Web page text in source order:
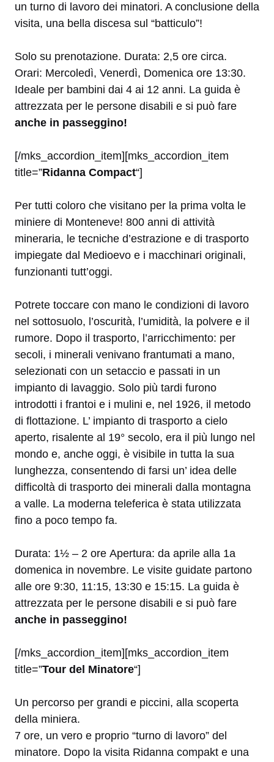
un turno di lavoro dei minatori. A conclusione della
visita, una bella discesa sul “batticulo”!
Solo su prenotazione. Durata: 2,5 ore circa.
Orari: Mercoledì, Venerdì, Domenica ore 13:30.
Ideale per bambini dai 4 ai 12 anni. La guida è
attrezzata per le persone disabili e si può fare
anche in passeggino!
[/mks_accordion_item][mks_accordion_item
title=”Ridanna Compact“]
Per tutti coloro che visitano per la prima volta le
miniere di Monteneve! 800 anni di attività
mineraria, le tecniche d’estrazione e di trasporto
impiegate dal Medioevo e i macchinari originali,
funzionanti tutt’oggi.
Potrete toccare con mano le condizioni di lavoro
nel sottosuolo, l’oscurità, l’umidità, la polvere e il
rumore. Dopo il trasporto, l’arricchimento: per
secoli, i minerali venivano frantumati a mano,
selezionati con un setaccio e passati in un
impianto di lavaggio. Solo più tardi furono
introdotti i frantoi e i mulini e, nel 1926, il metodo
di flottazione. L’ impianto di trasporto a cielo
aperto, risalente al 19° secolo, era il più lungo nel
mondo e, anche oggi, è visibile in tutta la sua
lunghezza, consentendo di farsi un’ idea delle
difficoltà di trasporto dei minerali dalla montagna
a valle. La moderna teleferica è stata utilizzata
fino a poco tempo fa.
Durata: 1½ – 2 ore Apertura: da aprile alla 1a
domenica in novembre. Le visite guidate partono
alle ore 9:30, 11:15, 13:30 e 15:15. La guida è
attrezzata per le persone disabili e si può fare
anche in passeggino!
[/mks_accordion_item][mks_accordion_item
title=”Tour del Minatore“]
Un percorso per grandi e piccini, alla scoperta
della miniera.
7 ore, un vero e proprio “turno di lavoro” del
minatore. Dopo la visita Ridanna compakt e una